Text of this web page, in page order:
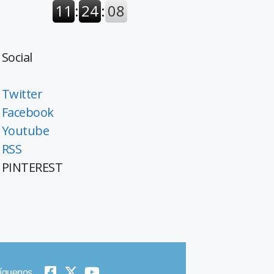
Social
Twitter
Facebook
Youtube
RSS
PINTEREST